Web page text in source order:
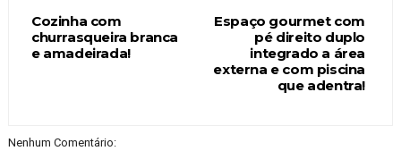
Espaço gourmet com
pé direito duplo
integrado a área
externa e com piscina
que adentra!
Cozinha com
churrasqueira branca
e amadeirada!
Nenhum Comentário: